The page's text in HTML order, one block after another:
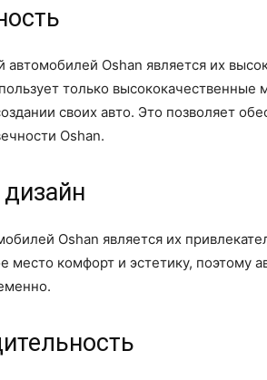
Oshan является их
только высококачественные
своих авто. Это позволяет
Oshan.
Oshan является их
место комфорт и эстетику, поэтому